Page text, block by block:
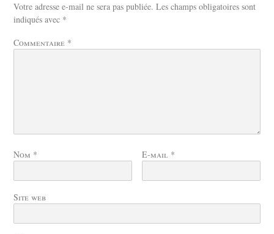
Votre adresse e-mail ne sera pas publiée. Les champs obligatoires sont
indiqués avec *
Commentaire *
Nom * E-mail *
Site web